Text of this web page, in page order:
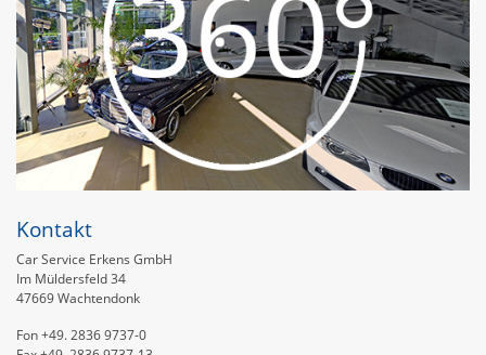
Kontakt
Car Service Erkens GmbH
Im Müldersfeld 34
47669 Wachtendonk
Fon +49. 2836 9737-0